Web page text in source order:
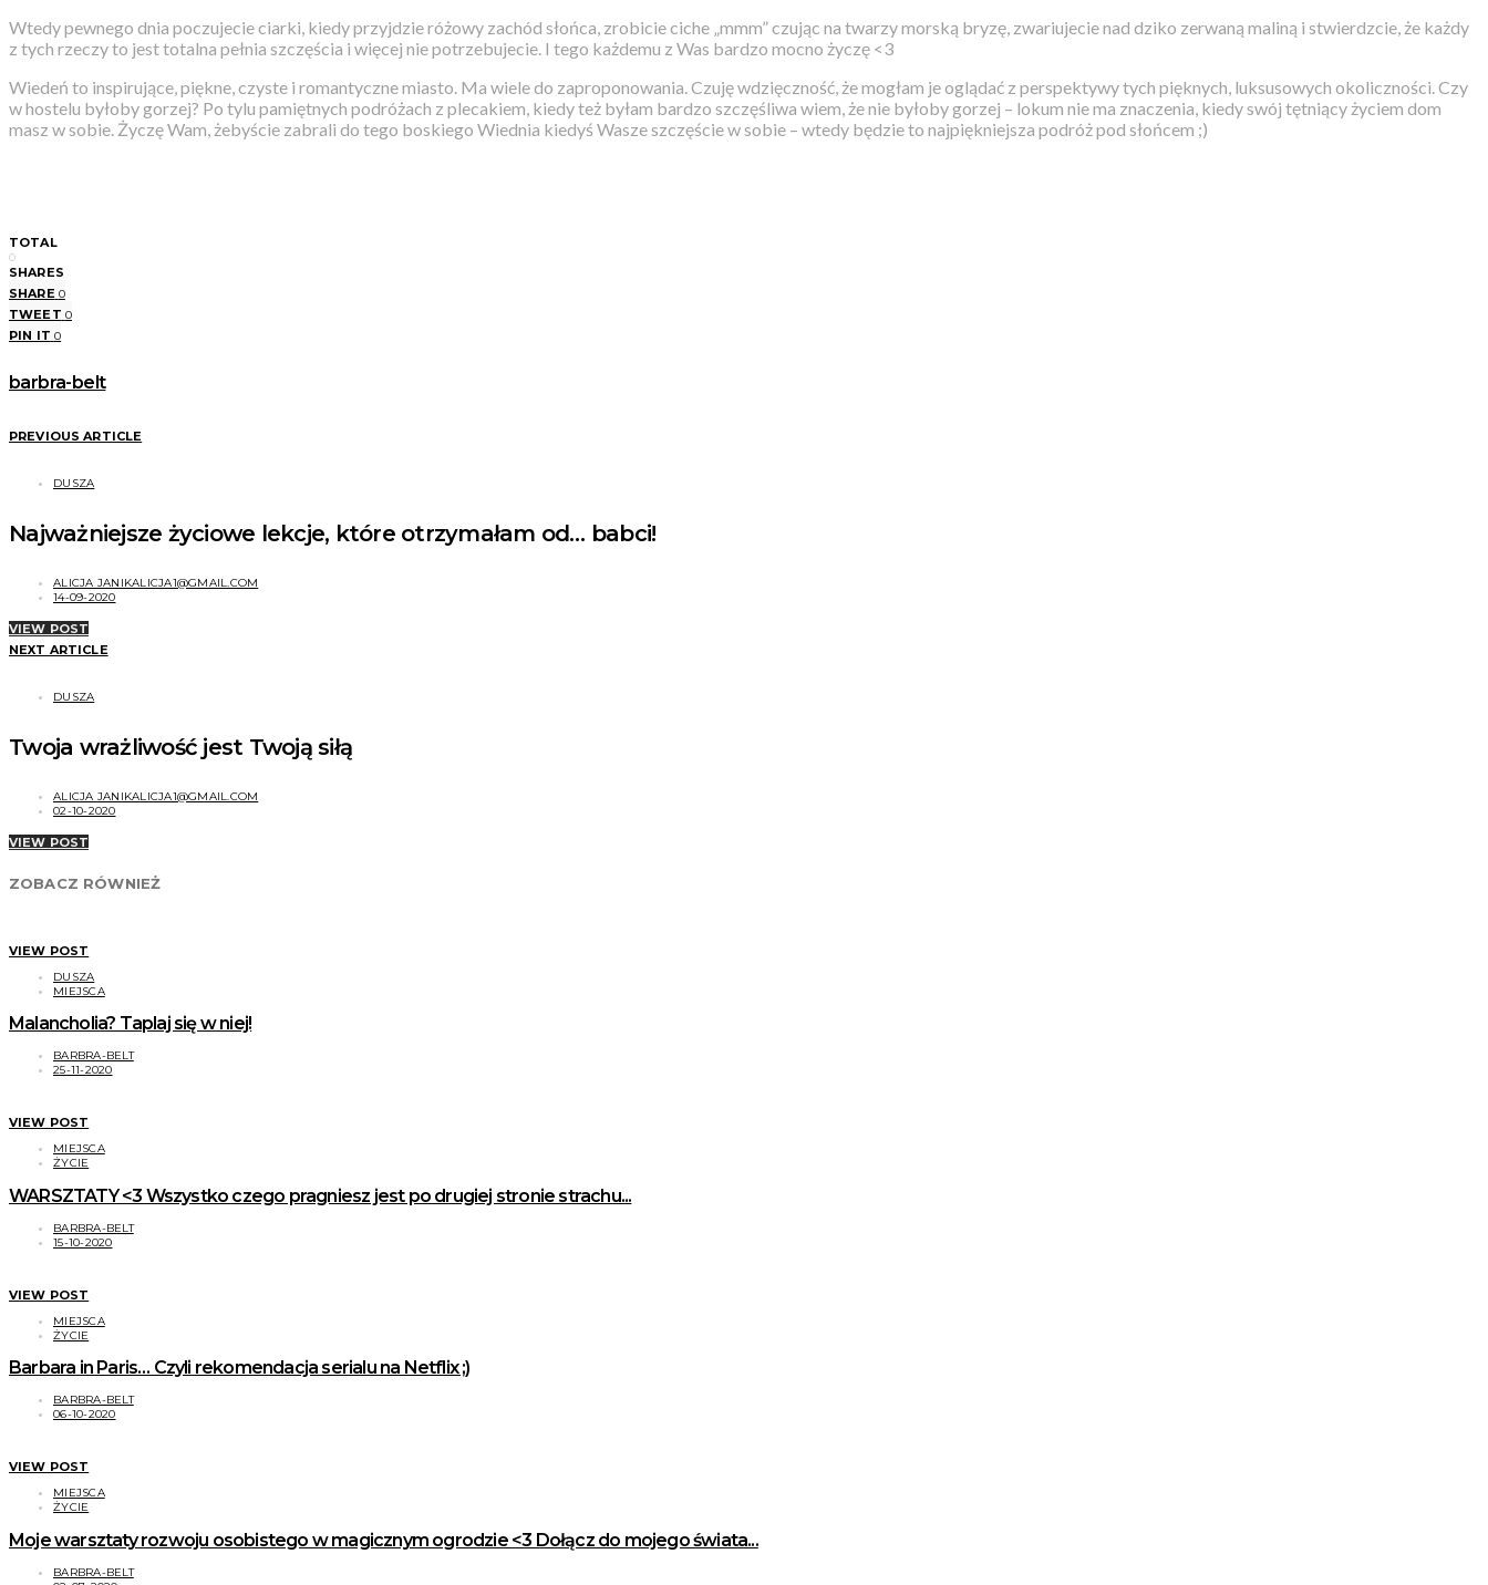
Wtedy pewnego dnia poczujecie ciarki, kiedy przyjdzie różowy zachód słońca, zrobicie ciche „mmm” czując na twarzy morską bryzę, zwariujecie nad dziko zerwaną maliną i stwierdzcie, że każdy
z tych rzeczy to jest totalna pełnia szczęścia i więcej nie potrzebujecie. I tego każdemu z Was bardzo mocno życzę <3
Wiedeń to inspirujące, piękne, czyste i romantyczne miasto. Ma wiele do zaproponowania. Czuję wdzięczność, że mogłam je oglądać z perspektywy tych pięknych, luksusowych okoliczności. Czy
w hostelu byłoby gorzej? Po tylu pamiętnych podróżach z plecakiem, kiedy też byłam bardzo szczęśliwa wiem, że nie byłoby gorzej – lokum nie ma znaczenia, kiedy swój tętniący życiem dom
masz w sobie. Życzę Wam, żebyście zabrali do tego boskiego Wiednia kiedyś Wasze szczęście w sobie – wtedy będzie to najpiękniejsza podróż pod słońcem ;)
TOTAL
0
SHARES
SHARE 0
TWEET 0
PIN IT 0
barbra-belt
PREVIOUS ARTICLE
DUSZA
Najważniejsze życiowe lekcje, które otrzymałam od… babci!
ALICJA JANIKALICJA1@GMAIL.COM
14-09-2020
VIEW POST
NEXT ARTICLE
DUSZA
Twoja wrażliwość jest Twoją siłą
ALICJA JANIKALICJA1@GMAIL.COM
02-10-2020
VIEW POST
ZOBACZ RÓWNIEŻ
VIEW POST
DUSZA
MIEJSCA
Malancholia? Taplaj się w niej!
BARBRA-BELT
25-11-2020
VIEW POST
MIEJSCA
ŻYCIE
WARSZTATY <3 Wszystko czego pragniesz jest po drugiej stronie strachu...
BARBRA-BELT
15-10-2020
VIEW POST
MIEJSCA
ŻYCIE
Barbara in Paris… Czyli rekomendacja serialu na Netflix ;)
BARBRA-BELT
06-10-2020
VIEW POST
MIEJSCA
ŻYCIE
Moje warsztaty rozwoju osobistego w magicznym ogrodzie <3 Dołącz do mojego świata...
BARBRA-BELT